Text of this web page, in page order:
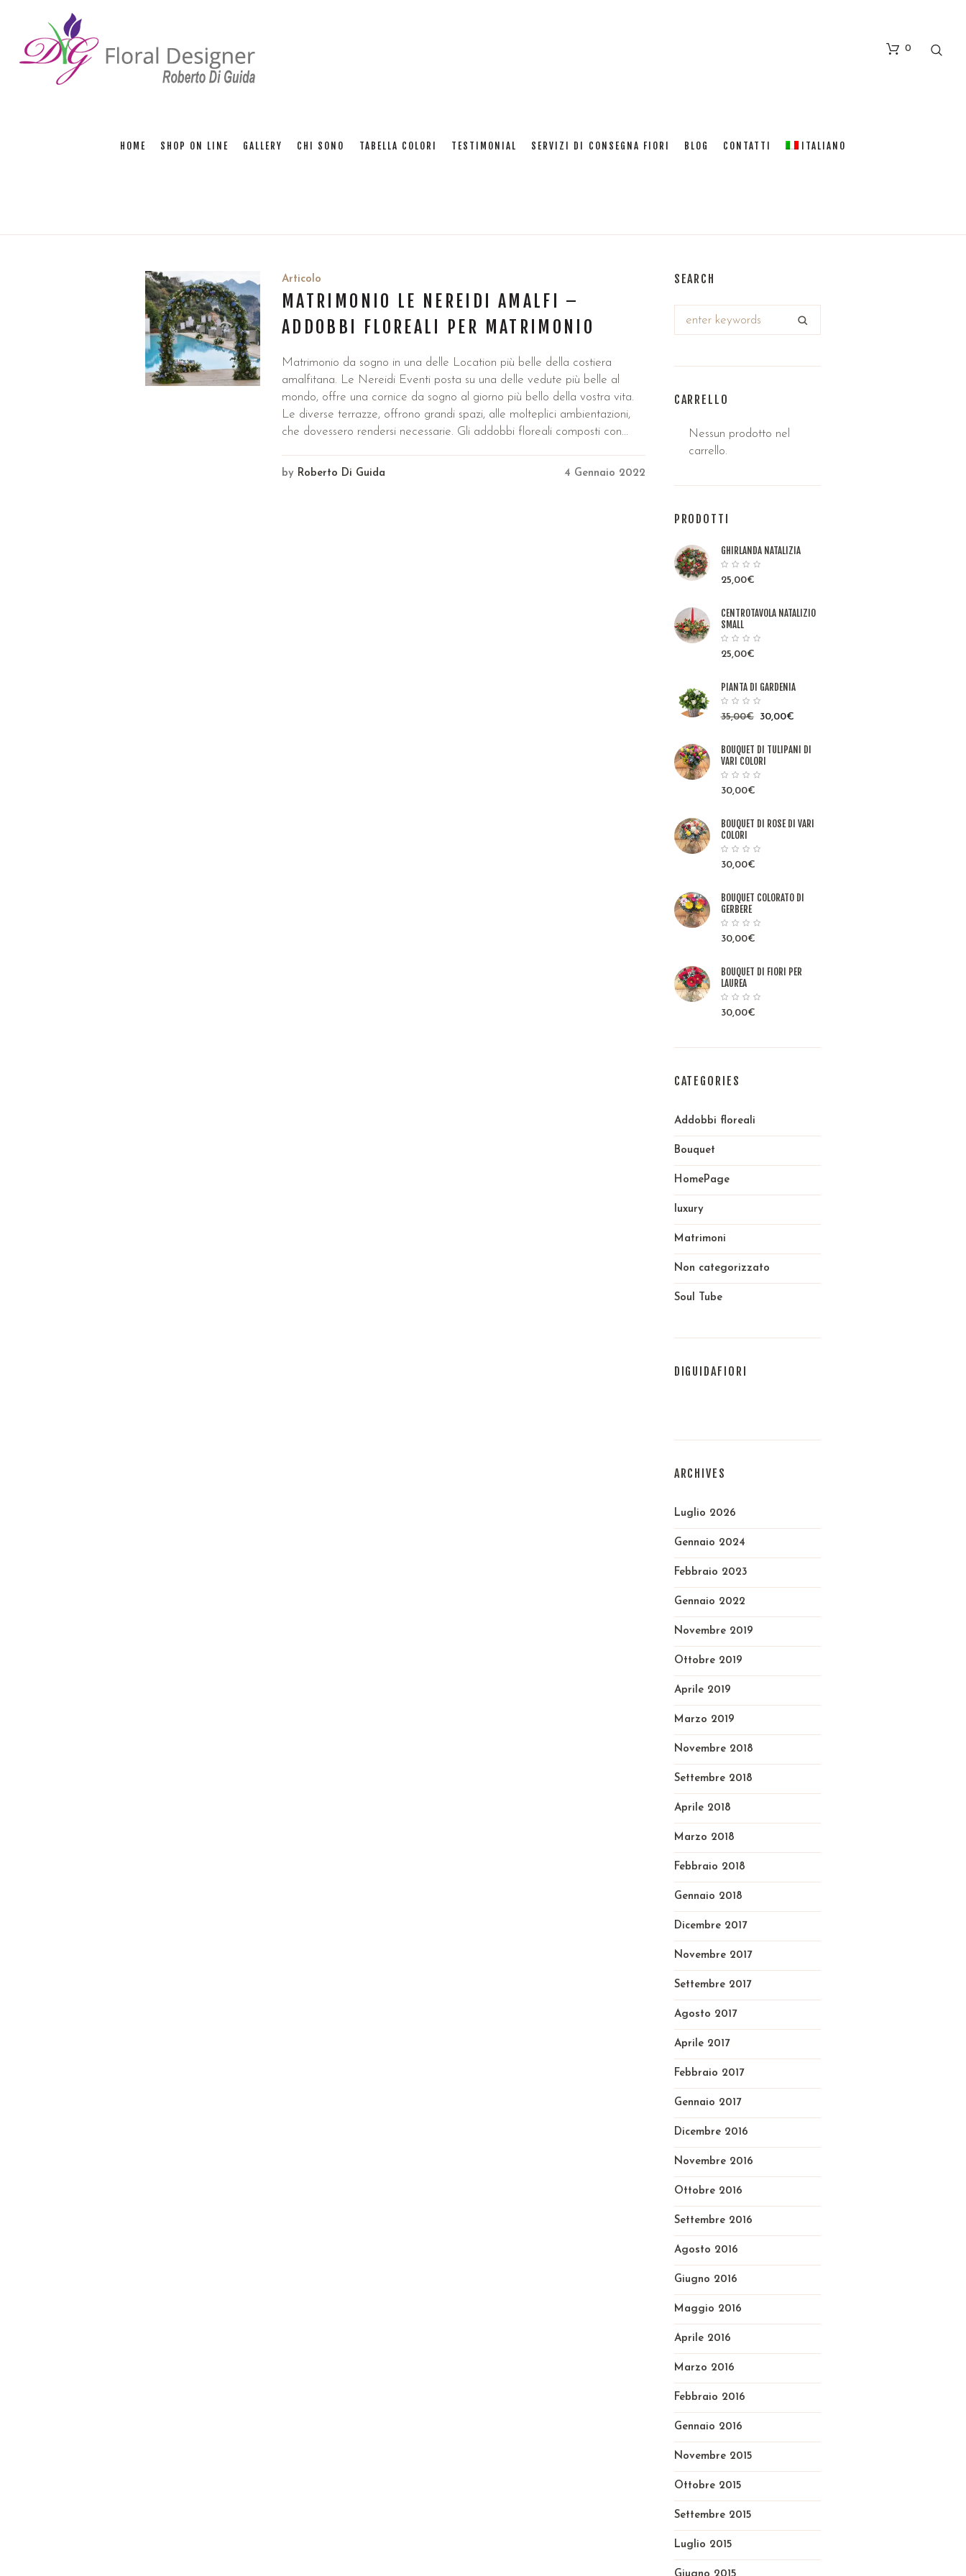
0
HOME SHOP ON LINE GALLERY CHI SONO TABELLA COLORI TESTIMONIAL SERVIZI DI CONSEGNA FIORI BLOG CONTATTI ITALIANO
Mese: Gennaio 2022
Articolo
MATRIMONIO LE NEREIDI AMALFI –
ADDOBBI FLOREALI PER MATRIMONIO
Matrimonio da sogno in una delle Location più belle della costiera
amalfitana. Le Nereidi Eventi posta su una delle vedute più belle al
mondo, offre una cornice da sogno al giorno più bello della vostra vita.
Le diverse terrazze, offrono grandi spazi, alle molteplici ambientazioni,
che dovessero rendersi necessarie. Gli addobbi floreali composti con...
4 Gennaio 2022
by Roberto Di Guida
SEARCH
CARRELLO
Nessun prodotto nel
carrello.
PRODOTTI
GHIRLANDA NATALIZIA
25,00€
CENTROTAVOLA NATALIZIO
SMALL
25,00€
PIANTA DI GARDENIA
35,00€ 30,00€
BOUQUET DI TULIPANI DI
VARI COLORI
30,00€
BOUQUET DI ROSE DI VARI
COLORI
30,00€
BOUQUET COLORATO DI
GERBERE
30,00€
BOUQUET DI FIORI PER
LAUREA
30,00€
CATEGORIES
Addobbi floreali
Bouquet
HomePage
luxury
Matrimoni
Non categorizzato
Soul Tube
DIGUIDAFIORI
ARCHIVES
Luglio 2026
Gennaio 2024
Febbraio 2023
Gennaio 2022
Novembre 2019
Ottobre 2019
Aprile 2019
Marzo 2019
Novembre 2018
Settembre 2018
Aprile 2018
Marzo 2018
Febbraio 2018
Gennaio 2018
Dicembre 2017
Novembre 2017
Settembre 2017
Agosto 2017
Aprile 2017
Febbraio 2017
Gennaio 2017
Dicembre 2016
Novembre 2016
Ottobre 2016
Settembre 2016
Agosto 2016
Giugno 2016
Maggio 2016
Aprile 2016
Marzo 2016
Febbraio 2016
Gennaio 2016
Novembre 2015
Ottobre 2015
Settembre 2015
Luglio 2015